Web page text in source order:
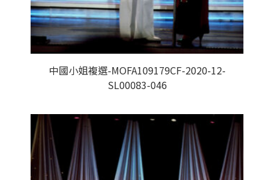
中國小姐複選-MOFA109179CF-2020-12-
SL00083-046